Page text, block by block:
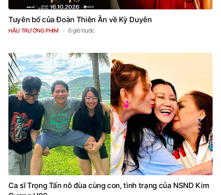
Tuyên bố của Đoàn Thiên Ân về Kỳ Duyên
HẬU TRƯỜNG PHIM 6 giờ trước
Ca sĩ Trọng Tấn nô đùa cùng con, tình trạng của NSND Kim